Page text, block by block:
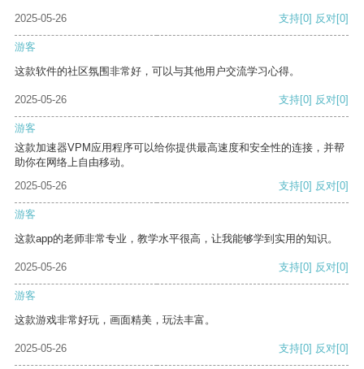
2025-05-26 支持[0] 反对[0]
游客
这款软件的社区氛围非常好，可以与其他用户交流学习心得。
2025-05-26 支持[0] 反对[0]
游客
这款加速器VPM应用程序可以给你提供最高速度和安全性的连接，并帮
助你在网络上自由移动。
2025-05-26
支持[0] 反对[0]
游客
这款app的老师非常专业，教学水平很高，让我能够学到实用的知识。
2025-05-26 支持[0] 反对[0]
游客
这款游戏非常好玩，画面精美，玩法丰富。
2025-05-26 支持[0] 反对[0]